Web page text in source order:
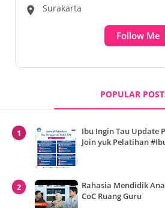
location_on Surakarta
Follow Me
POPULAR
Ibu Ingin Tau Update
Join yuk Pelatihan
Rahasia Mendidik
CoC Ruang Guru